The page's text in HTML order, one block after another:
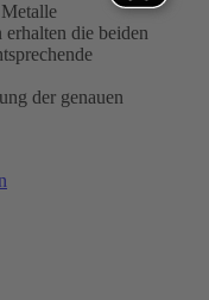
die beiden
der genauen